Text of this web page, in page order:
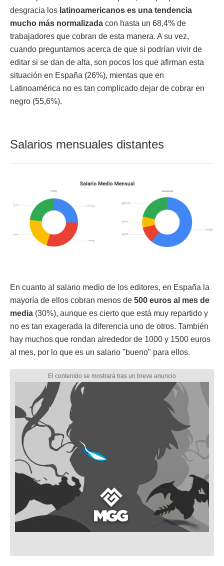
desgracia los latinoamericanos es una tendencia
mucho más normalizada con hasta un 68,4% de
trabajadores que cobran de esta manera. A su vez,
cuando preguntamos acerca de que si podrían vivir de
editar si se dan de alta, son pocos los que afirman esta
situación en España (26%), mientas que en
Latinoamérica no es tan complicado dejar de cobrar en
negro (55,6%).
Salarios mensuales distantes
En cuanto al salario medio de los editores, en España la
mayoría de ellos cobran menos de 500 euros al mes de
media (30%), aunque es cierto que está muy repartido y
no es tan exagerada la diferencia uno de otros. También
hay muchos que rondan alrededor de 1000 y 1500 euros
al mes, por lo que es un salario "bueno" para ellos.